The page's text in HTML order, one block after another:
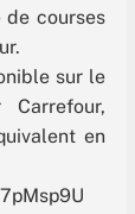
courses
sur le
en